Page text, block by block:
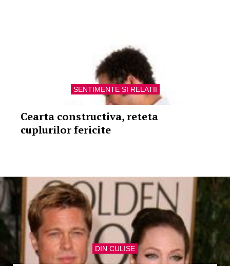
SENTIMENTE SI RELATII
Cearta constructiva, reteta
cuplurilor fericite
DIN CULISE